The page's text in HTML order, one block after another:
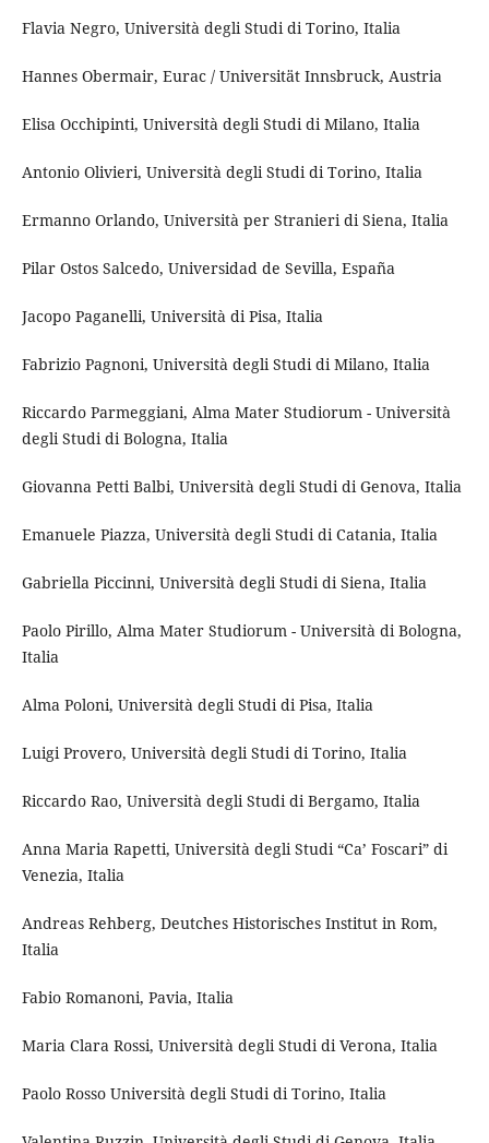
Flavia Negro, Università degli Studi di Torino, Italia
Hannes Obermair, Eurac / Universität Innsbruck, Austria
Elisa Occhipinti, Università degli Studi di Milano, Italia
Antonio Olivieri, Università degli Studi di Torino, Italia
Ermanno Orlando, Università per Stranieri di Siena, Italia
Pilar Ostos Salcedo, Universidad de Sevilla, España
Jacopo Paganelli, Università di Pisa, Italia
Fabrizio Pagnoni, Università degli Studi di Milano, Italia
Riccardo Parmeggiani, Alma Mater Studiorum - Università
degli Studi di Bologna, Italia
Giovanna Petti Balbi, Università degli Studi di Genova, Italia
Emanuele Piazza, Università degli Studi di Catania, Italia
Gabriella Piccinni, Università degli Studi di Siena, Italia
Paolo Pirillo, Alma Mater Studiorum - Università di Bologna,
Italia
Alma Poloni, Università degli Studi di Pisa, Italia
Luigi Provero, Università degli Studi di Torino, Italia
Riccardo Rao, Università degli Studi di Bergamo, Italia
Anna Maria Rapetti, Università degli Studi “Ca’ Foscari” di
Venezia, Italia
Andreas Rehberg, Deutches Historisches Institut in Rom,
Italia
Fabio Romanoni, Pavia, Italia
Maria Clara Rossi, Università degli Studi di Verona, Italia
Paolo Rosso Università degli Studi di Torino, Italia